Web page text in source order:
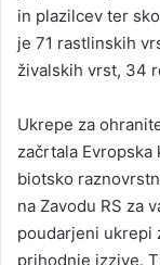
in plazilcev ter
je 71 rastlinskih
živalskih vrst, 34
Ukrepe za
začrtala
biotsko
na Zavodu RS za
poudarjeni ukrepi
prihodnje izzive.